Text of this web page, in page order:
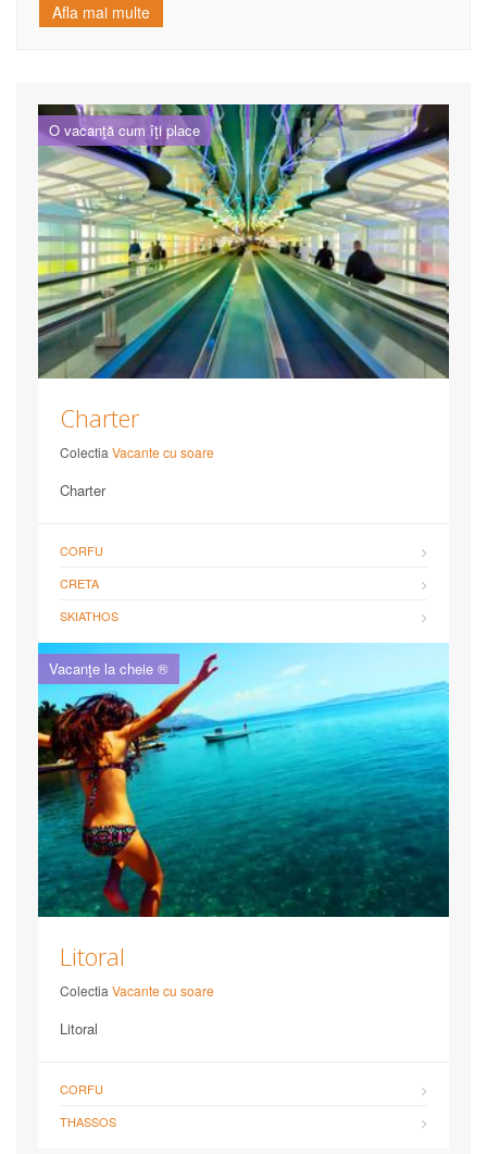
Afla mai multe
O vacanţă cum îţi place
Charter
Colectia Vacante cu soare
Charter
CORFU
CRETA
SKIATHOS
Vacanţe la cheie ®
Litoral
Colectia Vacante cu soare
Litoral
CORFU
THASSOS